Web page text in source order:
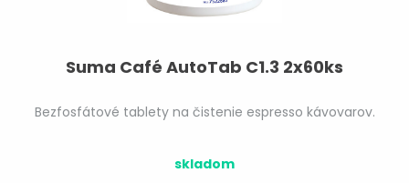
Suma Café AutoTab C1.3 2x60ks
Bezfosfátové tablety na čistenie espresso kávovarov.
skladom